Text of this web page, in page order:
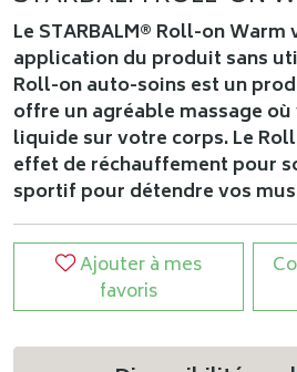
Le STARBALM® Roll-on
application du produit sans
Roll-on auto-soins est un
offre un agréable massage
liquide sur votre corps. Le
effet de réchauffement pour
sportif pour détendre vos
Ajouter à mes
favoris